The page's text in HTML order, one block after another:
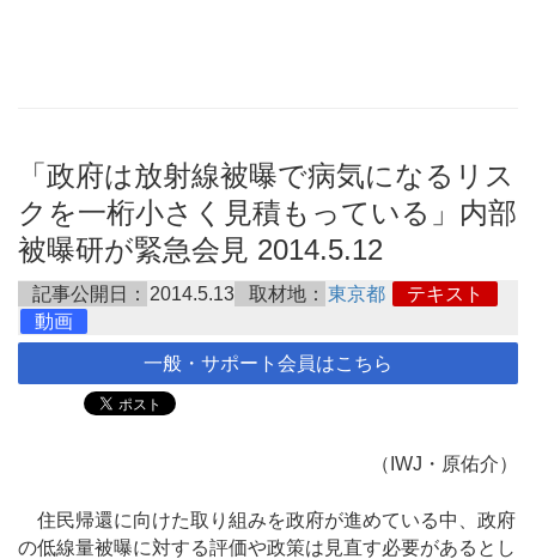
「政府は放射線被曝で病気になるリス
クを一桁小さく見積もっている」内部
被曝研が緊急会見 2014.5.12
記事公開日： 2014.5.13 取材地： 東京都
テキスト
動画
一般・サポート会員はこちら
（IWJ・原佑介）
住民帰還に向けた取り組みを政府が進めている中、政府
の低線量被曝に対する評価や政策は見直す必要があるとし